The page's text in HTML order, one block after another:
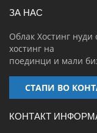
ЗА НАС
Облак Хостинг
хостинг на
поединци и мали
СТАПИ ВО
КОНТАКТ